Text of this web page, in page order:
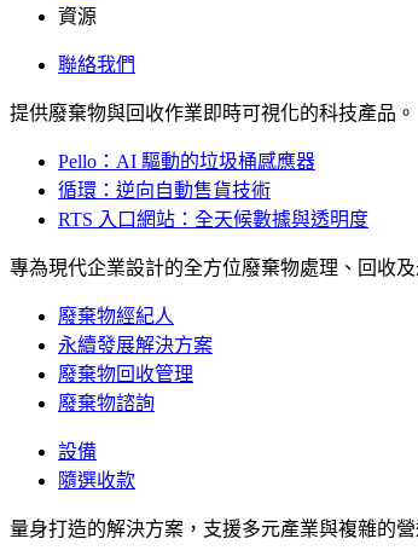
資源
聯絡我們
提供廢棄物與回收作業即時可視化的科技產品。
Pello：AI 驅動的垃圾桶感應器
循環：逆向自動售貨技術
RTS 入口網站：全天候數據與透明度
專為現代企業設計的全方位廢棄物處理、回收及
廢棄物經紀人
永續發展解決方案
廢棄物回收管理
廢棄物諮詢
設備
隨選收款
量身打造的解決方案，支援多元產業與複雜的營